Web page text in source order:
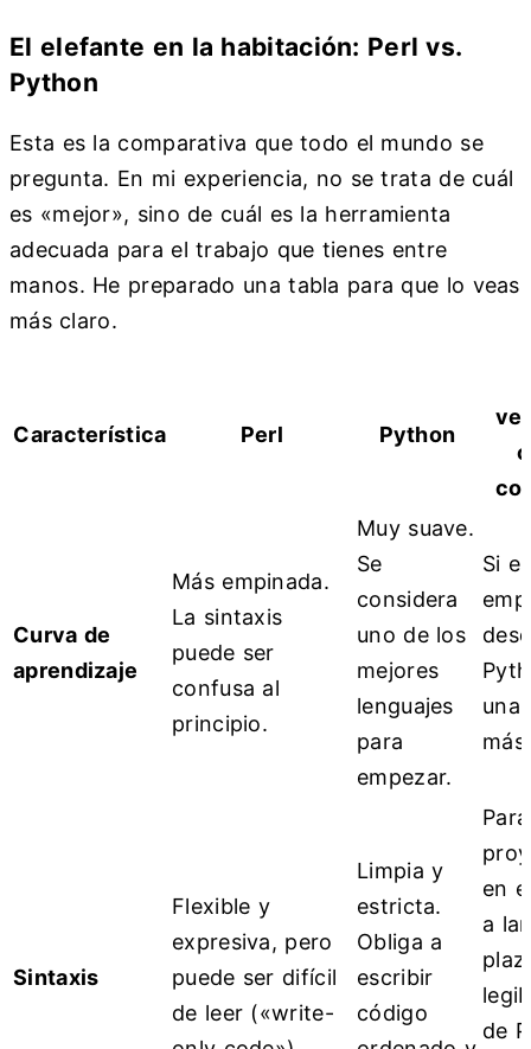
El elefante en la habitación: Perl vs.
Python
Esta es la comparativa que todo el mundo se
pregunta. En mi experiencia, no se trata de cuál
es «mejor», sino de cuál es la herramienta
adecuada para el trabajo que tienes entre
manos. He preparado una tabla para que lo veas
más claro.
Característica Perl Python
Curva de
aprendizaje
Más empinada.
La sintaxis
puede ser
confusa al
principio.
Muy suave.
Se
considera
uno de los
mejores
lenguajes
para
empezar.
Si
una
Sintaxis
Flexible y
expresiva, pero
puede ser difícil
de leer («write-
Limpia y
estricta.
Obliga a
escribir
código
Para
en
a
de